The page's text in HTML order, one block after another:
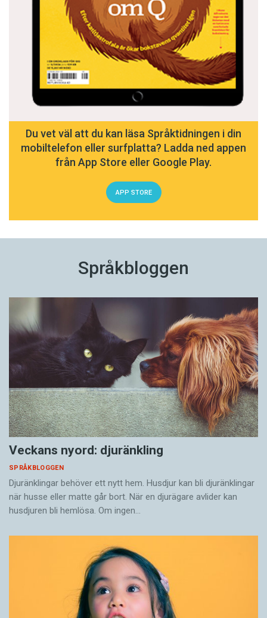
Du vet väl att du kan läsa Språktidningen i din
mobiltelefon eller surfplatta? Ladda ned appen
från App Store eller Google Play.
APP STORE
Språkbloggen
Veckans nyord: djuränkling
SPRÅKBLOGGEN
Djuränklingar behöver ett nytt hem. Husdjur kan bli djuränklingar
när husse eller matte går bort. När en djurägare avlider kan
husdjuren bli hemlösa. Om ingen…